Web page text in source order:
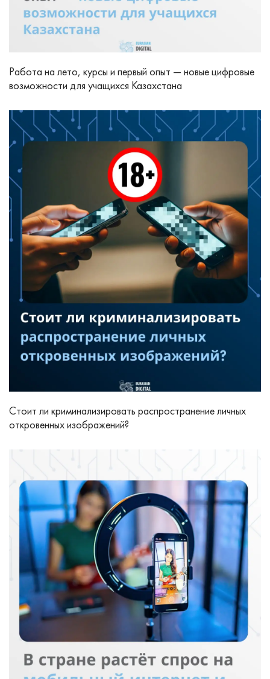
Работа на лето, курсы и первый опыт — новые цифровые
возможности для учащихся Казахстана
Стоит ли криминализировать распространение личных
откровенных изображений?